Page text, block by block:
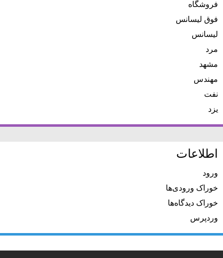
فروشگاه
فوق لیسانس
لیسانس
مرد
مشهد
مهندس
نفت
یزد
اطلاعات
ورود
خوراک ورودی‌ها
خوراک دیدگاه‌ها
وردپرس